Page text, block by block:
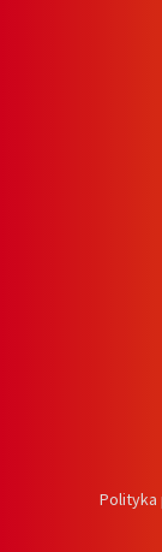
Polityka